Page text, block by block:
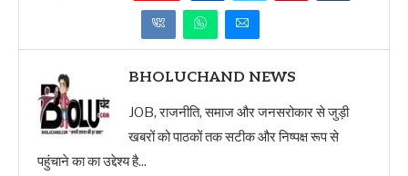
BHOLUCHAND NEWS
JOB, राजनीति, समाज और जनसरोकार से जुड़ी
खबरों को पाठकों तक सटीक और निष्पक्ष रूप से
पहुंचाने का का उद्देश्य है...